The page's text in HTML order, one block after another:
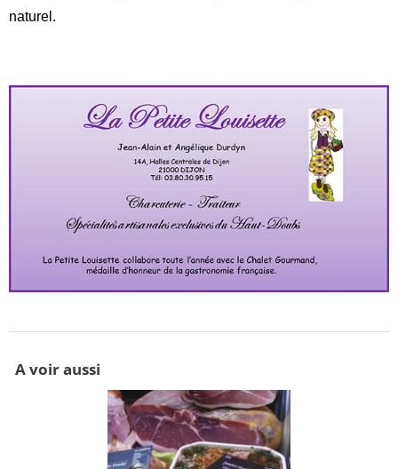
naturel.
A voir aussi